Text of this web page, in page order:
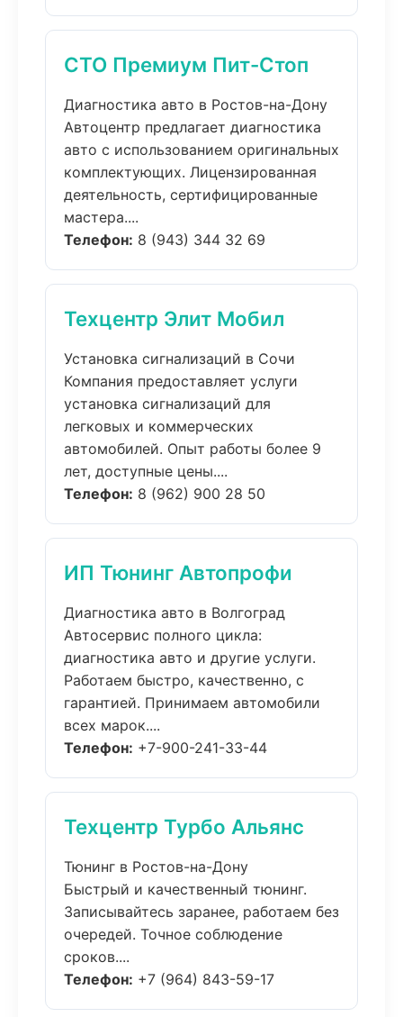
СТО Премиум Пит-Стоп
Диагностика авто в Ростов-на-Дону
Автоцентр предлагает диагностика
авто с использованием оригинальных
комплектующих. Лицензированная
деятельность, сертифицированные
мастера....
Телефон: 8 (943) 344 32 69
Техцентр Элит Мобил
Установка сигнализаций в Сочи
Компания предоставляет услуги
установка сигнализаций для
легковых и коммерческих
автомобилей. Опыт работы более 9
лет, доступные цены....
Телефон: 8 (962) 900 28 50
ИП Тюнинг Автопрофи
Диагностика авто в Волгоград
Автосервис полного цикла:
диагностика авто и другие услуги.
Работаем быстро, качественно, с
гарантией. Принимаем автомобили
всех марок....
Телефон: +7-900-241-33-44
Техцентр Турбо Альянс
Тюнинг в Ростов-на-Дону
Быстрый и качественный тюнинг.
Записывайтесь заранее, работаем без
очередей. Точное соблюдение
сроков....
Телефон: +7 (964) 843-59-17